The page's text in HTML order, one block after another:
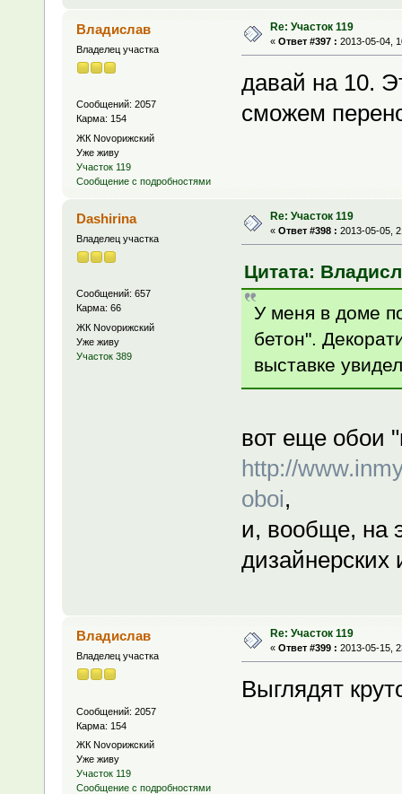
Владислав
Владелец участка
Сообщений: 2057
Карма: 154
ЖК Novoрижский
Уже живу
Участок 119
Сообщение с подробностями
Re: Участок 119
« Ответ #397 : 2013-05-04,
давай на 10.
сможем
Dashirina
Владелец участка
Сообщений: 657
Карма: 66
ЖК Novoрижский
Уже живу
Участок 389
Re: Участок 119
« Ответ #398 : 2013-05-05,
Цитата:
У меня в доме
бетон".
выставке
вот еще обои
http://
oboi,
и, вообще, на
дизайнерских
Владислав
Владелец участка
Сообщений: 2057
Карма: 154
ЖК Novoрижский
Уже живу
Участок 119
Сообщение с подробностями
Re: Участок 119
« Ответ #399 : 2013-05-15,
Выглядят